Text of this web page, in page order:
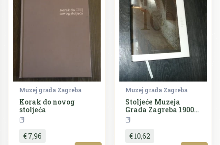
Muzej grada Zagreba
Korak do novog
stoljeća
€ 7,96
Muzej grada Zagreba
Stoljeće Muzeja
Grada Zagreba 19007.
- 2007.
€ 10,62